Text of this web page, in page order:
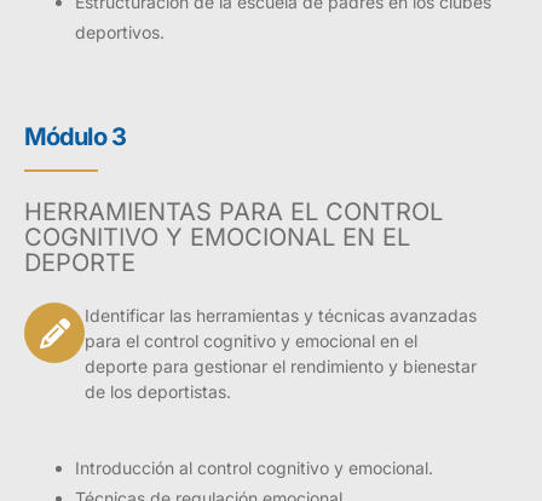
deportivos.
Módulo 3
HERRAMIENTAS PARA EL CONTROL
COGNITIVO Y EMOCIONAL EN EL
DEPORTE
Identificar las herramientas y técnicas avanzadas
para el control cognitivo y emocional en el
deporte para gestionar el rendimiento y bienestar
de los deportistas.
Introducción al control cognitivo y emocional.